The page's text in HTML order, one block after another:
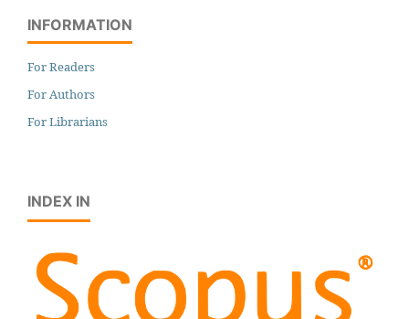
INFORMATION
For Readers
For Authors
For Librarians
INDEX IN